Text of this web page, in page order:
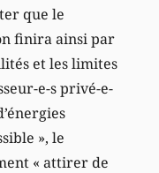
que le
finira ainsi par
et les limites
e-s privé-e-
», le
« attirer de